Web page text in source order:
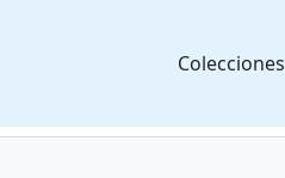
Colecciones